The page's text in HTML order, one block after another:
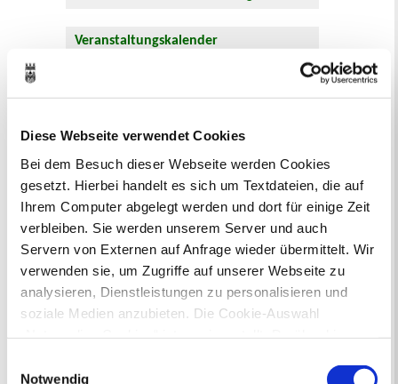
Diese Webseite verwendet Cookies
Bei dem Besuch dieser Webseite werden Cookies
gesetzt. Hierbei handelt es sich um Textdateien, die auf
Ihrem Computer abgelegt werden und dort für einige Zeit
verbleiben. Sie werden unserem Server und auch
Servern von Externen auf Anfrage wieder übermittelt. Wir
verwenden sie, um Zugriffe auf unserer Webseite zu
analysieren, Dienstleistungen zu personalisieren und
soziale Medien anzubieten. Die Cookie-Auswahl
Drittländern (USA) mit unzureichendem
Notwendig
Veranstaltungskalender
3
4 5 6 7 8
17
18 19 20 21 22
23
24
25 26 27 28 29
30
31
Veranstaltungskategorie
Zur Veranstaltungssuche
Bürgerbeteiligung
Online-Beteiligungsportal der